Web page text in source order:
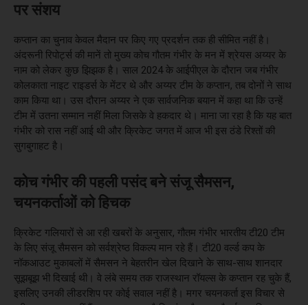
पर संशय
कप्तान का चुनाव केवल मैदान पर किए गए प्रदर्शन तक ही सीमित नहीं है।
अंदरूनी रिपोर्ट्स की मानें तो मुख्य कोच गौतम गंभीर के मन में श्रेयस अय्यर के
नाम को लेकर कुछ झिझक है। साल 2024 के आईपीएल के दौरान जब गंभीर
कोलकाता नाइट राइडर्स के मेंटर थे और अय्यर टीम के कप्तान, तब दोनों ने साथ
काम किया था। उस दौरान अय्यर ने एक सार्वजनिक बयान में कहा था कि उन्हें
टीम में उतना सम्मान नहीं मिला जिसके वे हकदार थे। माना जा रहा है कि यह बात
गंभीर को रास नहीं आई थी और क्रिकेट जगत में आज भी इस ठंडे रिश्तों की
सुगबुगाहट है।
कोच गंभीर की पहली पसंद बने संजू सैमसन,
चयनकर्ताओं को हिचक
क्रिकेट गलियारों से आ रही खबरों के अनुसार, गौतम गंभीर भारतीय टी20 टीम
के लिए संजू सैमसन को सर्वश्रेष्ठ विकल्प मान रहे हैं। टी20 वर्ल्ड कप के
नॉकआउट मुकाबलों में सैमसन ने बेहतरीन खेल दिखाने के साथ-साथ शानदार
सूझबूझ भी दिखाई थी। वे लंबे समय तक राजस्थान रॉयल्स के कप्तान रह चुके हैं,
इसलिए उनकी लीडरशिप पर कोई सवाल नहीं है। मगर चयनकर्ता इस विचार से